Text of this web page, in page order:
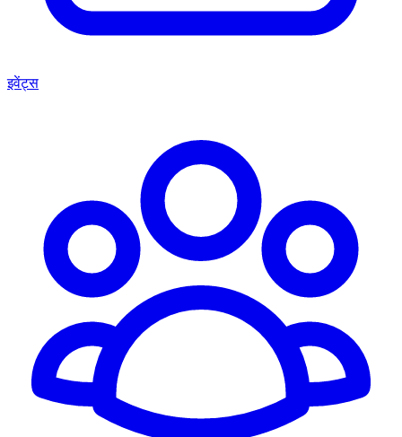
इवेंट्स